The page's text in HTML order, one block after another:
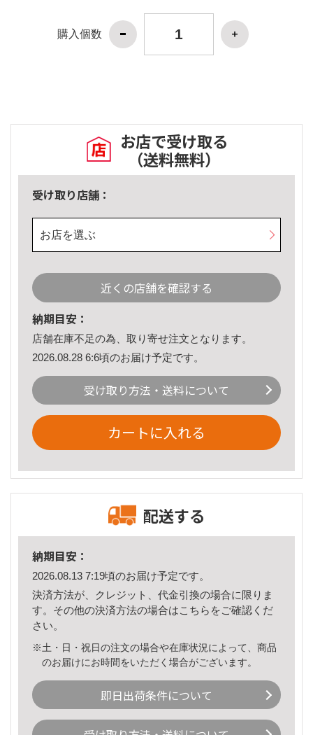
購入個数
お店で受け取る
（送料無料）
受け取り店舗：
お店を選ぶ
近くの店舗を確認する
納期目安：
店舗在庫不足の為、取り寄せ注文となります。
2026.08.28 6:6頃のお届け予定です。
受け取り方法・送料について
カートに入れる
配送する
納期目安：
2026.08.13 7:19頃のお届け予定です。
決済方法が、クレジット、代金引換の場合に限りま
す。その他の決済方法の場合はこちら をご確認くだ
さい。
※土・日・祝日の注文の場合や在庫状況によって、商品
のお届けにお時間をいただく場合がございます。
即日出荷条件について